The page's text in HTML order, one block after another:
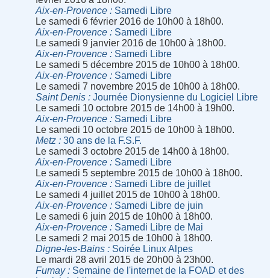
Aix-en-Provence
Samedi Libre
Le samedi 6 février 2016 de 10h00 à 18h00.
Aix-en-Provence
Samedi Libre
Le samedi 9 janvier 2016 de 10h00 à 18h00.
Aix-en-Provence
Samedi Libre
Le samedi 5 décembre 2015 de 10h00 à 18h00.
Aix-en-Provence
Samedi Libre
Le samedi 7 novembre 2015 de 10h00 à 18h00.
Saint Denis
Journée Dionysienne du Logiciel Libre
Le samedi 10 octobre 2015 de 14h00 à 19h00.
Aix-en-Provence
Samedi Libre
Le samedi 10 octobre 2015 de 10h00 à 18h00.
Metz
30 ans de la F.S.F.
Le samedi 3 octobre 2015 de 14h00 à 18h00.
Aix-en-Provence
Samedi Libre
Le samedi 5 septembre 2015 de 10h00 à 18h00.
Aix-en-Provence
Samedi Libre de juillet
Le samedi 4 juillet 2015 de 10h00 à 18h00.
Aix-en-Provence
Samedi Libre de juin
Le samedi 6 juin 2015 de 10h00 à 18h00.
Aix-en-Provence
Samedi Libre de Mai
Le samedi 2 mai 2015 de 10h00 à 18h00.
Digne-les-Bains
Soirée Linux Alpes
Le mardi 28 avril 2015 de 20h00 à 23h00.
Fumay
Semaine de l'internet de la FOAD et des